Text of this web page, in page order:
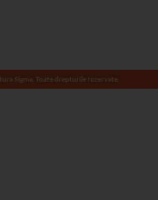
Sigma. Toate drepturile rezervate.